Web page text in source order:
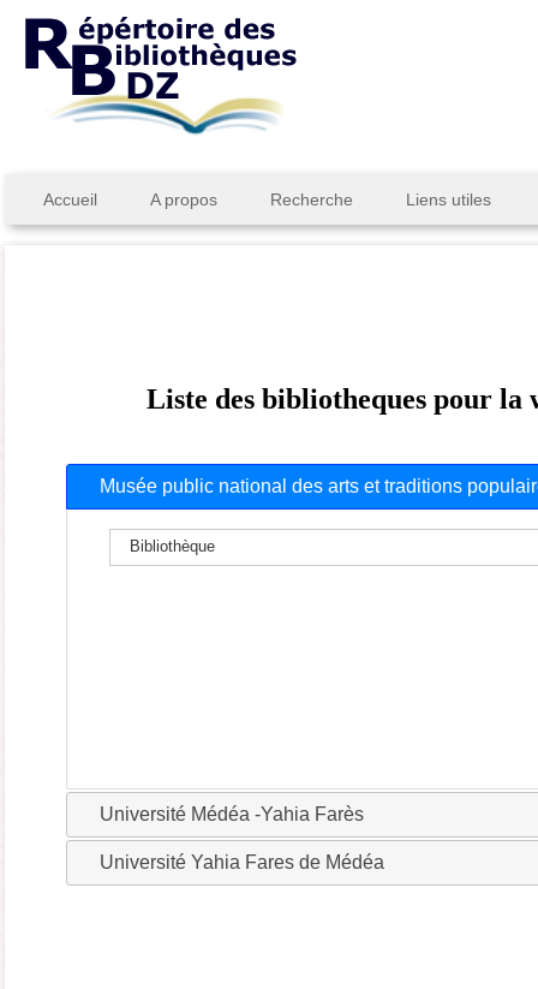
Accueil A propos Recherche Liens utiles
Liste des bibliotheques pour
Musée public national des arts et traditions
Bibliothèque
Université Médéa -Yahia Farès
Université Yahia Fares de Médéa